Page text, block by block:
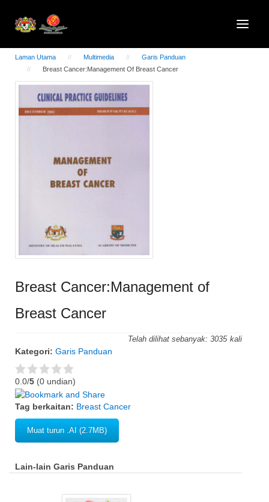
Laman Utama Multimedia
Garis Panduan
Breast Cancer:Management Of Breast Cancer
Breast Cancer:Management of
Breast Cancer
Telah dilihat sebanyak: 3035
Kategori: Garis Panduan
0.0/5 (0 undian)
Tag berkaitan: Breast Cancer
Muat turun .AI (2.7MB)
Lain-lain Garis Panduan